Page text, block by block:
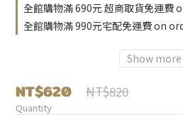
全館購物滿 690元 超商取貨免運費
全館購物滿 990元宅配免運費 on
Show more
NT$620 NT$820
Quantity